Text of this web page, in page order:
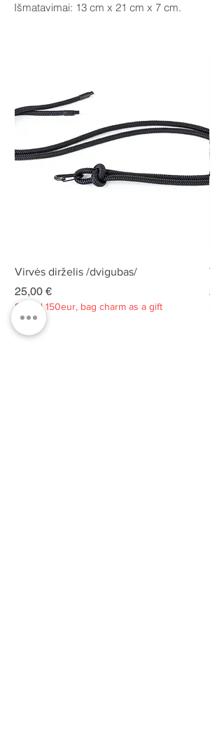
Išmatavimai: 13 cm x 21 cm x 7 cm.
Virvės dirželis /dvigubas/
Kaina
25,00 €
Spend 150eur, bag charm as a gift